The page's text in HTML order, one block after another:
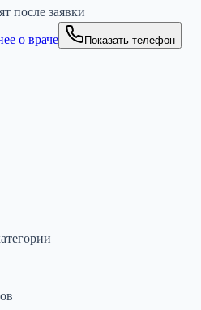
после заявки
о враче Показать телефон